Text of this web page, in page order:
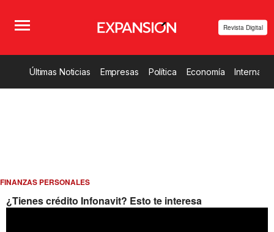
Revista Digital
Últimas Noticias Empresas Política Economía
FINANZAS PERSONALES
¿Tienes crédito Infonavit? Esto te interesa